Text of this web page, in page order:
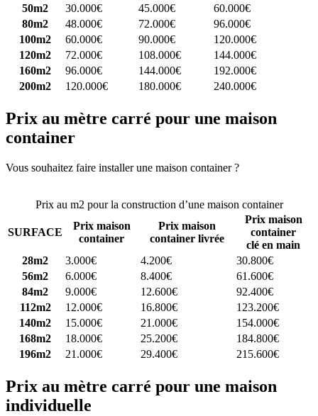
50m2
30.000€ 45.000€
60.000€
80m2
48.000€ 72.000€
96.000€
100m2
60.000€ 90.000€
120.000€
120m2
72.000€ 108.000€
144.000€
160m2
96.000€ 144.000€
192.000€
200m2
120.000€ 180.000€ 240.000€
Prix au mètre carré pour une maison
container
Vous souhaitez faire installer une maison container ?
Prix au m2 pour la construction d’une maison container
SURFACE
Prix maison
container
Prix maison
container livrée
Prix maison
container
clé en main
28m2
3.000€ 4.200€
30.800€
56m2
6.000€ 8.400€
61.600€
84m2
9.000€ 12.600€
92.400€
112m2
12.000€ 16.800€
123.200€
140m2
15.000€ 21.000€
154.000€
168m2
18.000€ 25.200€
184.800€
196m2
21.000€ 29.400€ 215.600€
Prix au mètre carré pour une maison
individuelle